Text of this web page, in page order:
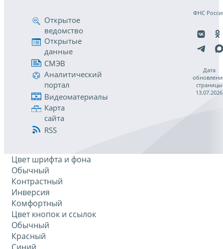
Открытое
ведомство
Открытые
данные
СМЭВ
Аналитический
портал
Видеоматериалы
Карта
сайта
RSS
ФНС
Дата
страницы
13.07.2026
Цвет шрифта и фона
Обычный
Контрастный
Инверсия
Комфортный
Цвет кнопок и ссылок
Обычный
Красный